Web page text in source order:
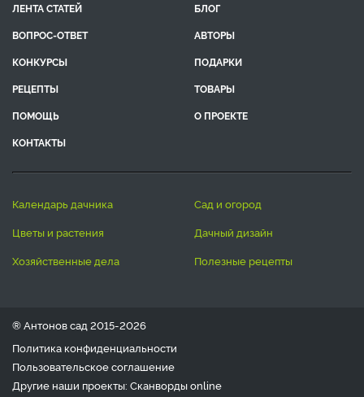
ЛЕНТА СТАТЕЙ
БЛОГ
ВОПРОС-ОТВЕТ
АВТОРЫ
КОНКУРСЫ
ПОДАРКИ
РЕЦЕПТЫ
ТОВАРЫ
ПОМОЩЬ
О ПРОЕКТЕ
КОНТАКТЫ
календарь дачника
сад и огород
цветы и растения
дачный дизайн
хозяйственные дела
полезные рецепты
® Антонов сад 2015-2026
Политика конфиденциальности
Пользовательское соглашение
Другие наши проекты: Сканвордыonline